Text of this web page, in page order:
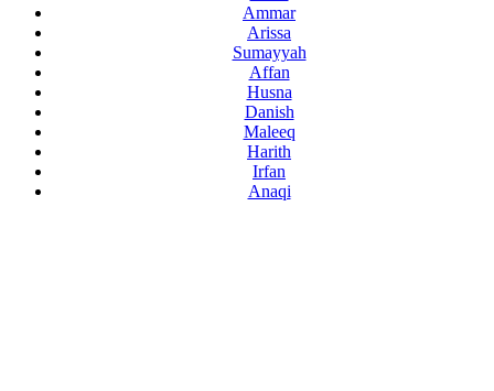
Ammar
Arissa
Sumayyah
Affan
Husna
Danish
Maleeq
Harith
Irfan
Anaqi